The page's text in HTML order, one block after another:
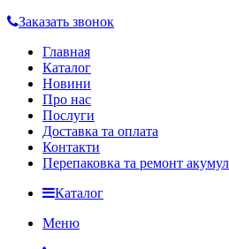
Заказать звонок
Главная
Каталог
Новини
Про нас
Послуги
Доставка та оплата
Контакти
Перепаковка та ремонт
Каталог
Меню